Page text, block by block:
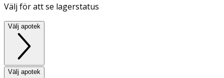
Välj för att se lagerstatus
Välj apotek
Välj apotek